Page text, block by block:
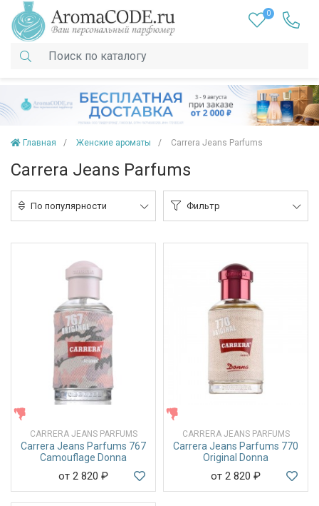
0
Главная Женские ароматы Carrera Jeans Parfums
Carrera Jeans Parfums
По популярности Фильтр
CARRERA JEANS PARFUMS
Carrera Jeans Parfums 767
Camouflage Donna
от 2 820 ₽
CARRERA JEANS PARFUMS
Carrera Jeans Parfums 770
Original Donna
от 2 820 ₽